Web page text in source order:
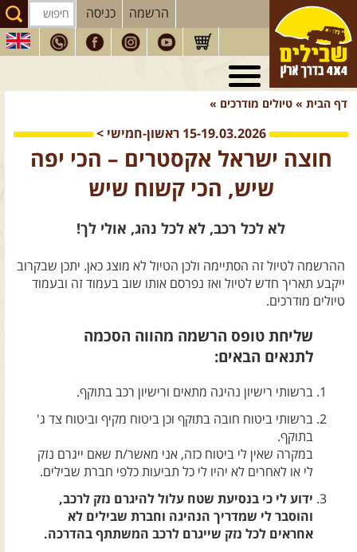
הרשמה כניסה
טיולי 4X4
בארץ
שבילים
הירשמו לניוזלטר שבילים
הבלוג של יואב קווה
פודקאסט ג'יפאות
צרו קשר עם שבילים
אודות יואב קווה והאתר שבילים
דף הבית » טיולים מודרכים »
15-19.03.2026 ראשון-חמישי >
חוצה ישראל אקסטרים – הכי יפה
שיש, הכי קשוח שיש
לא לכל רכב, לא לכל נהג, אולי לך!
ההרשמה לטיול זה הסתיימה ולכן הטיול לא מוצג כאן. יתכן שבקרוב
ייקבע תאריך חדש לטיול ואז נפרסם אותו שוב בעמוד זה ובעמוד
טיולים מודרכים.
שליחת טופס הרשמה מהווה הסכמה
לתנאים הבאים:
ברשותי רישיון נהיגה מתאים ורישיון רכב בתוקף.
ברשותי ביטוח חובה בתוקף וכן ביטוח מקיף וביטוח צד ג'
בתוקף.
במקרה שאין לי ביטוח כזה, אני מאשר/ת שאם ייגרם נזק
לי או לאחרים לא יהיו לי כל תביעות כלפי חברת שבילים.
ידוע לי כי בנסיעת שטח עלול להיגרם נזק לרכב,
והוסבר לי שמדריך הנהיגה וחברת שבילים לא
אחראים לכל נזק שייגרם לרכב המשתתף בהדרכה.